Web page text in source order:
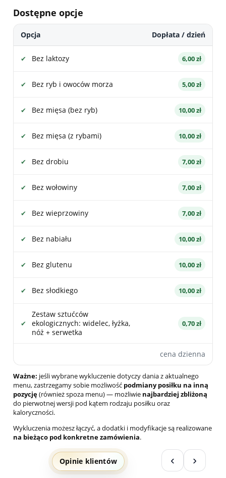
Dostępne opcje
Opcja Dopłata / dzień
Bez laktozy 6,00 zł
Bez ryb i owoców morza 5,00 zł
Bez mięsa (bez ryb) 10,00 zł
Bez mięsa (z rybami) 10,00 zł
Bez drobiu 7,00 zł
Bez wołowiny 7,00 zł
Bez wieprzowiny 7,00 zł
Bez nabiału 10,00 zł
Bez glutenu 10,00 zł
Bez słodkiego 10,00 zł
Zestaw sztućców
ekologicznych: widelec, łyżka,
nóż + serwetka
0,70 zł
cena dzienna
Ważne: jeśli wybrane wykluczenie dotyczy dania z aktualnego
menu, zastrzegamy sobie możliwość podmiany posiłku na inną
pozycję(również spoza menu) — możliwie najbardziej zbliżoną
do pierwotnej wersji pod kątem rodzaju posiłku oraz
kaloryczności.
Wykluczenia możesz łączyć, a dodatki i modyfikacje są realizowane
na bieżąco pod konkretne zamówienia.
Opinie klientów ‹ ›